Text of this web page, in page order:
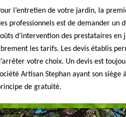
l’entretien de votre jardin, la
professionnels est de demander un
d’intervention des prestataires
les tarifs. Les devis établis
votre choix. Un devis est
Artisan Stephan ayant son siège
de gratuité.